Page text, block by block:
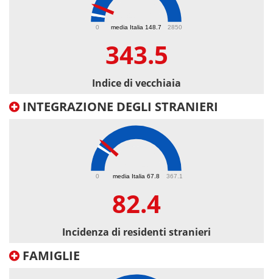
media Italia 148.7
0 2850
343.5
Indice di vecchiaia
INTEGRAZIONE DEGLI STRANIERI
media Italia 67.8
0 367.1
82.4
Incidenza di residenti stranieri
FAMIGLIE